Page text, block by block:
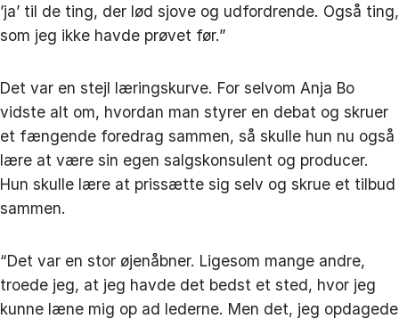
’ja’ til de ting, der lød sjove og udfordrende. Også ting,
som jeg ikke havde prøvet før.”
Det var en stejl læringskurve. For selvom Anja Bo
vidste alt om, hvordan man styrer en debat og skruer
et fængende foredrag sammen, så skulle hun nu også
lære at være sin egen salgskonsulent og producer.
Hun skulle lære at prissætte sig selv og skrue et tilbud
sammen.
“Det var en stor øjenåbner. Ligesom mange andre,
troede jeg, at jeg havde det bedst et sted, hvor jeg
kunne læne mig op ad lederne. Men det, jeg opdagede